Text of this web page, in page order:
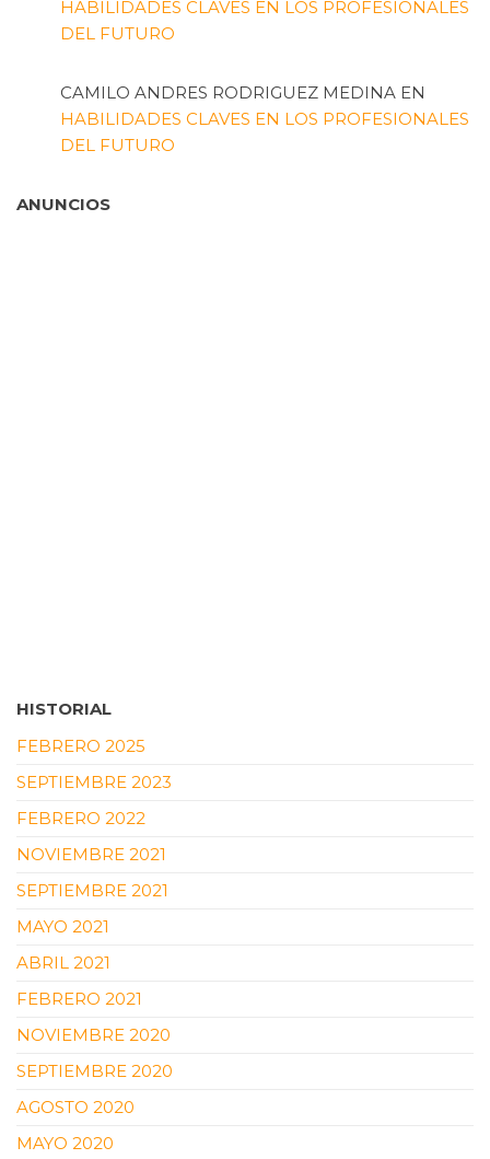
HABILIDADES CLAVES EN LOS PROFESIONALES
DEL FUTURO
CAMILO ANDRES RODRIGUEZ MEDINA EN
HABILIDADES CLAVES EN LOS PROFESIONALES
DEL FUTURO
ANUNCIOS
HISTORIAL
FEBRERO 2025
SEPTIEMBRE 2023
FEBRERO 2022
NOVIEMBRE 2021
SEPTIEMBRE 2021
MAYO 2021
ABRIL 2021
FEBRERO 2021
NOVIEMBRE 2020
SEPTIEMBRE 2020
AGOSTO 2020
MAYO 2020